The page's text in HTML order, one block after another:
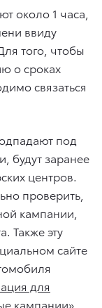
около 1 часа,
ввиду
того, чтобы
о сроках
связаться
под
будут заранее
центров.
проверить,
кампании,
Также эту
сайте
для
кампании»